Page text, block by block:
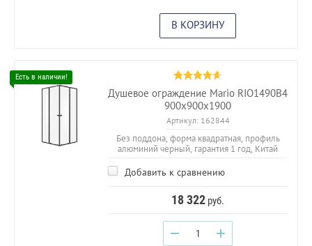
В КОРЗИНУ
Душевое ограждение Mario RIO1490B4
900х900х1900
Артикул:162844
Без поддона, форма квадратная, профиль
алюминий черный, гарантия 1 год, Китай
Добавить к сравнению
18 322 руб.
− +